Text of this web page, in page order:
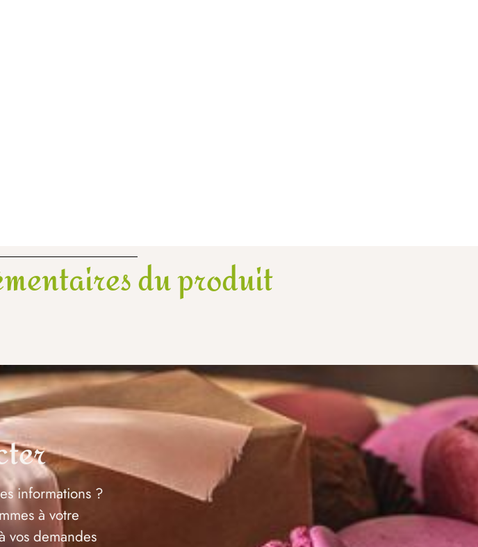
du produit
informations ?
à votre
vos demandes